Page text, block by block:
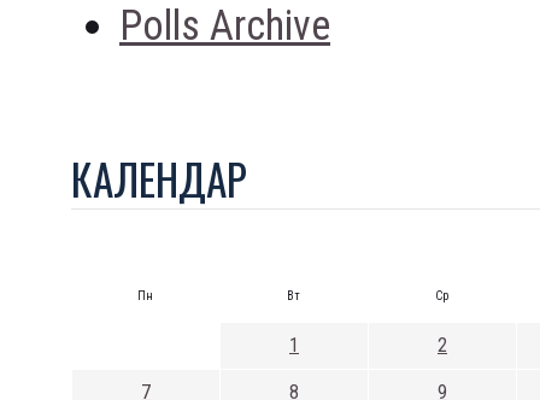
Polls Archive
КАЛЕНДАР
Пн Вт Ср
1 2
7 8 9